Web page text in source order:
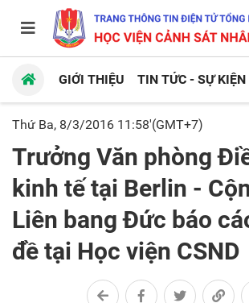
GIỚI THIỆU TIN TỨC - SỰ KIỆN
Thứ Ba, 8/3/2016 11:58'(GMT+7)
Trưởng Văn phòng
kinh tế tại Berlin -
Liên bang Đức báo
đề tại Học viện CSND